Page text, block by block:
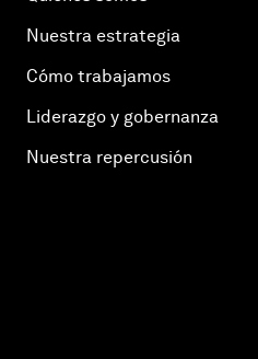
Nuestra estrategia
Cómo trabajamos
Liderazgo y gobernanza
Nuestra repercusión